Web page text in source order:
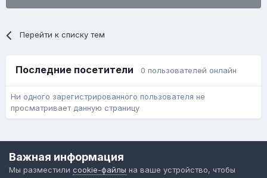
Перейти к списку тем
Последние посетители 0 пользователей онлайн
Ни одного зарегистрированного пользователя не
просматривает данную страницу
Форум общественного транспорта
Powered by Invision Community
Важная информация
Мы разместили cookie-файлы на ваше устройство, чтобы